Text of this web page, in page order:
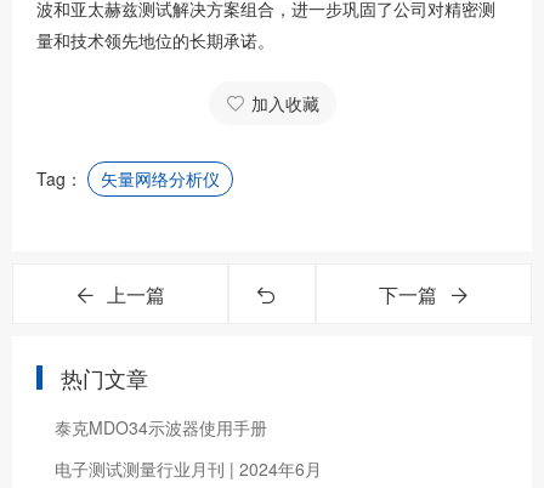
波和亚太赫兹测试解决方案组合，进一步巩固了公司对精密测
量和技术领先地位的长期承诺。
加入收藏
Tag： 矢量网络分析仪
上一篇 下一篇
热门文章
泰克MDO34示波器使用手册
电子测试测量行业月刊 | 2024年6月